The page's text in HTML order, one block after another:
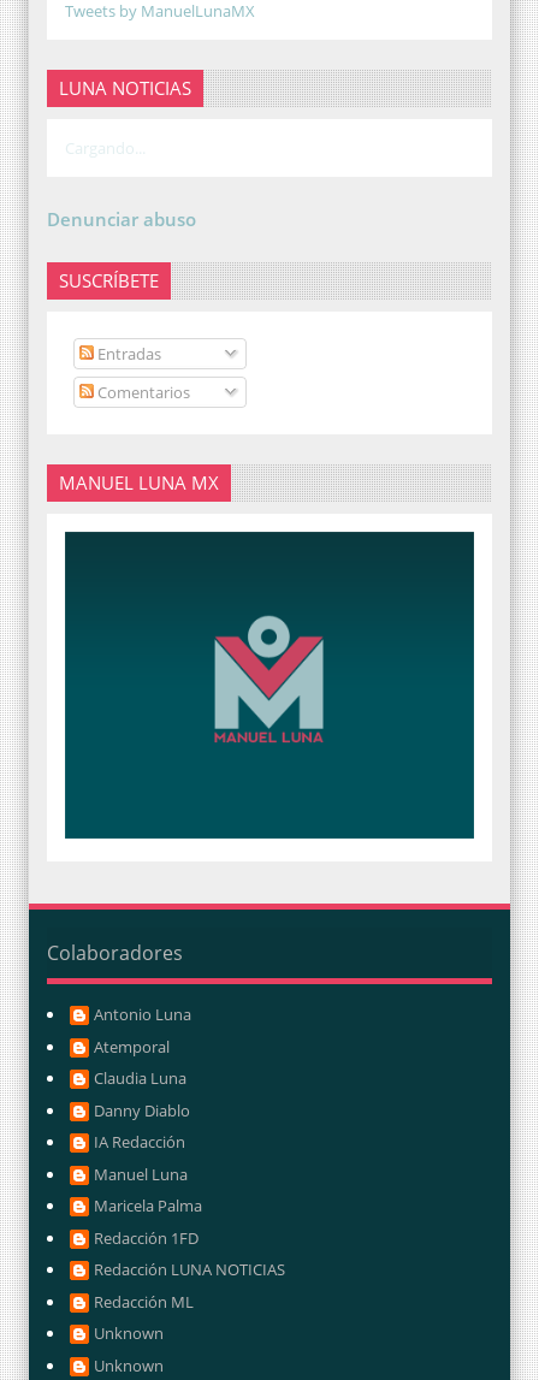
Tweets by ManuelLunaMX
LUNA NOTICIAS
Cargando...
Denunciar abuso
SUSCRÍBETE
Entradas
Comentarios
MANUEL LUNA MX
Colaboradores
Antonio Luna
Atemporal
Claudia Luna
Danny Diablo
IA Redacción
Manuel Luna
Maricela Palma
Redacción 1FD
Redacción LUNA NOTICIAS
Redacción ML
Unknown
Unknown